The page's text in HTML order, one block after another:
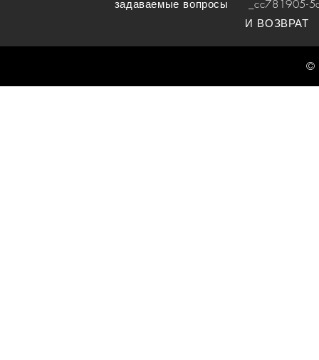
задаваемые вопросы _cc781905-
И ВОЗВРАТ
©